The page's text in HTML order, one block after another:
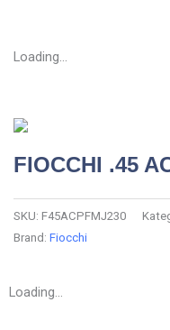
Loading...
FIOCCHI .45
SKU: F45ACPFMJ230
Brand: Fiocchi
Loading...